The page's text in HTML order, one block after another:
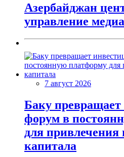
Азербайджан
управление медиа
7 август 2026
Баку
форум в
для привлечения
капитала